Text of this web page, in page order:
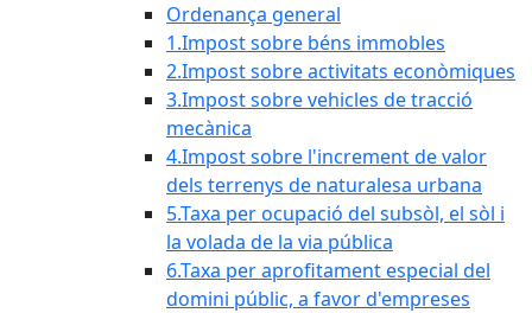
Ordenança general
1.Impost sobre béns immobles
2.Impost sobre activitats econòmiques
3.Impost sobre vehicles de tracció
mecànica
4.Impost sobre l'increment de valor
dels terrenys de naturalesa urbana
5.Taxa per ocupació del subsòl, el sòl i
la volada de la via pública
6.Taxa per aprofitament especial del
domini públic, a favor d'empreses